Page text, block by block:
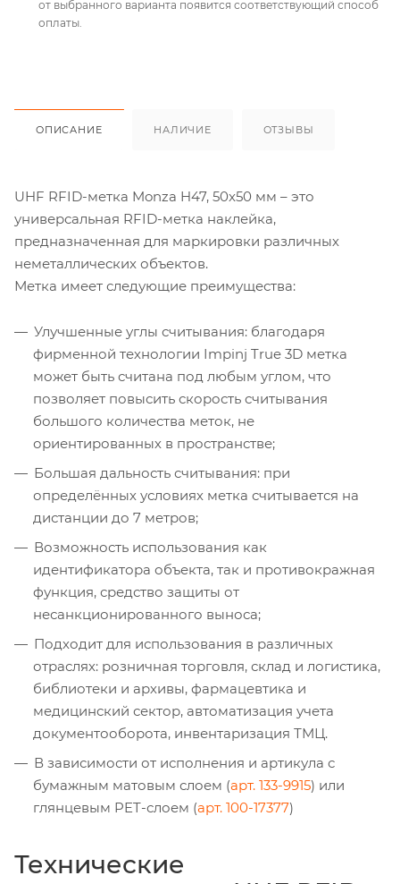
от выбранного варианта появится соответствующий способ
оплаты.
ОПИСАНИЕ НАЛИЧИЕ ОТЗЫВЫ
UHF RFID-метка Monza H47, 50x50 мм – это
универсальная RFID-метка наклейка,
предназначенная для маркировки различных
неметаллических объектов.
Метка имеет следующие преимущества:
Улучшенные углы считывания: благодаря
фирменной технологии Impinj True 3D метка
может быть считана под любым углом, что
позволяет повысить скорость считывания
большого количества меток, не
ориентированных в пространстве;
Большая дальность считывания: при
определённых условиях метка считывается на
дистанции до 7 метров;
Возможность использования как
идентификатора объекта, так и противокражная
функция, средство защиты от
несанкционированного выноса;
Подходит для использования в различных
отраслях: розничная торговля, склад и логистика,
библиотеки и архивы, фармацевтика и
медицинский сектор, автоматизация учета
документооборота, инвентаризация ТМЦ.
В зависимости от исполнения и артикула с
бумажным матовым слоем (арт. 133-9915) или
глянцевым PET-слоем (арт. 100-17377)
Технические